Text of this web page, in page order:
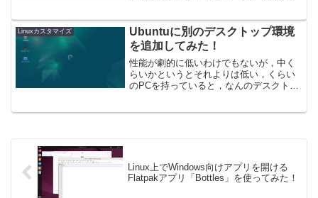
す。Ubuntuを含めたごく一部のOSではデ
フォルトで...
Linuxカスタマイズ
Ubuntuに別のデスクトップ環境
を追加してみた！
性能が劇的に低いわけでもないが，中く
らいかというとそれよりは低い，くらい
のPCを持っていると，なんのデスクトッ
Linux上でWindows向けアプリを開ける
Flatpakアプリ「Bottles」を使ってみた！